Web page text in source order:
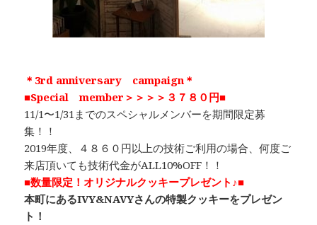
＊3rd anniversary campaign＊
■Special member＞＞＞＞３７８０円■
11/1〜1/31までのスペシャルメンバーを期間限定募
集！！
2019年度、４８６０円以上の技術ご利用の場合、何度ご
来店頂いても技術代金がALL10%OFF！！
■数量限定！オリジナルクッキープレゼント♪■
本町にあるIVY&NAVYさんの特製クッキーをプレゼン
ト！